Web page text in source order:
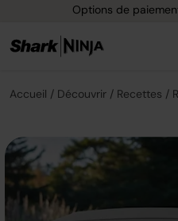
Options de
Accueil Découvrir Recettes